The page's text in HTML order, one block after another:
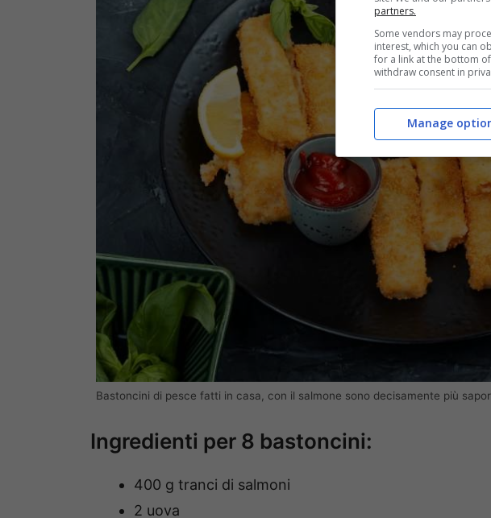
Bastoncini di pesce fatti in casa, con il salmone sono decisamente più
Ingredienti per 8 bastoncini:
400 g tranci di salmoni
2 uova
partners.
Some vendors may
interest, which you can
for a link at the bottom
withdraw consent in
Manage